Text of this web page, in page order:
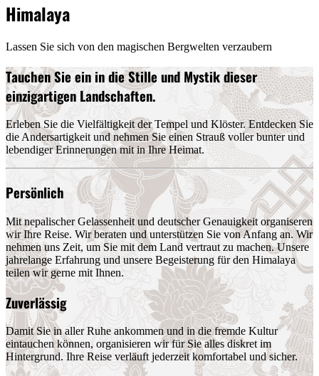
Himalaya
Lassen Sie sich von den magischen Bergwelten verzaubern
Tauchen Sie ein in die Stille und Mystik dieser
einzigartigen Landschaften.
Erleben Sie die Vielfältigkeit der Tempel und Klöster. Entdecken Sie
die Andersartigkeit und nehmen Sie einen Strauß voller bunter und
lebendiger Erinnerungen mit in Ihre Heimat.
Persönlich
Mit nepalischer Gelassenheit und deutscher Genauigkeit organiseren
wir Ihre Reise. Wir beraten und unterstützen Sie von Anfang an. Wir
nehmen uns Zeit, um Sie mit dem Land vertraut zu machen. Unsere
jahrelange Erfahrung und unsere Begeisterung für den Himalaya
teilen wir gerne mit Ihnen.
Zuverlässig
Damit Sie in aller Ruhe ankommen und in die fremde Kultur
eintauchen können, organisieren wir für Sie alles diskret im
Hintergrund. Ihre Reise verläuft jederzeit komfortabel und sicher.